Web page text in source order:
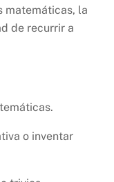
matemáticas, la
de recurrir a
o inventar